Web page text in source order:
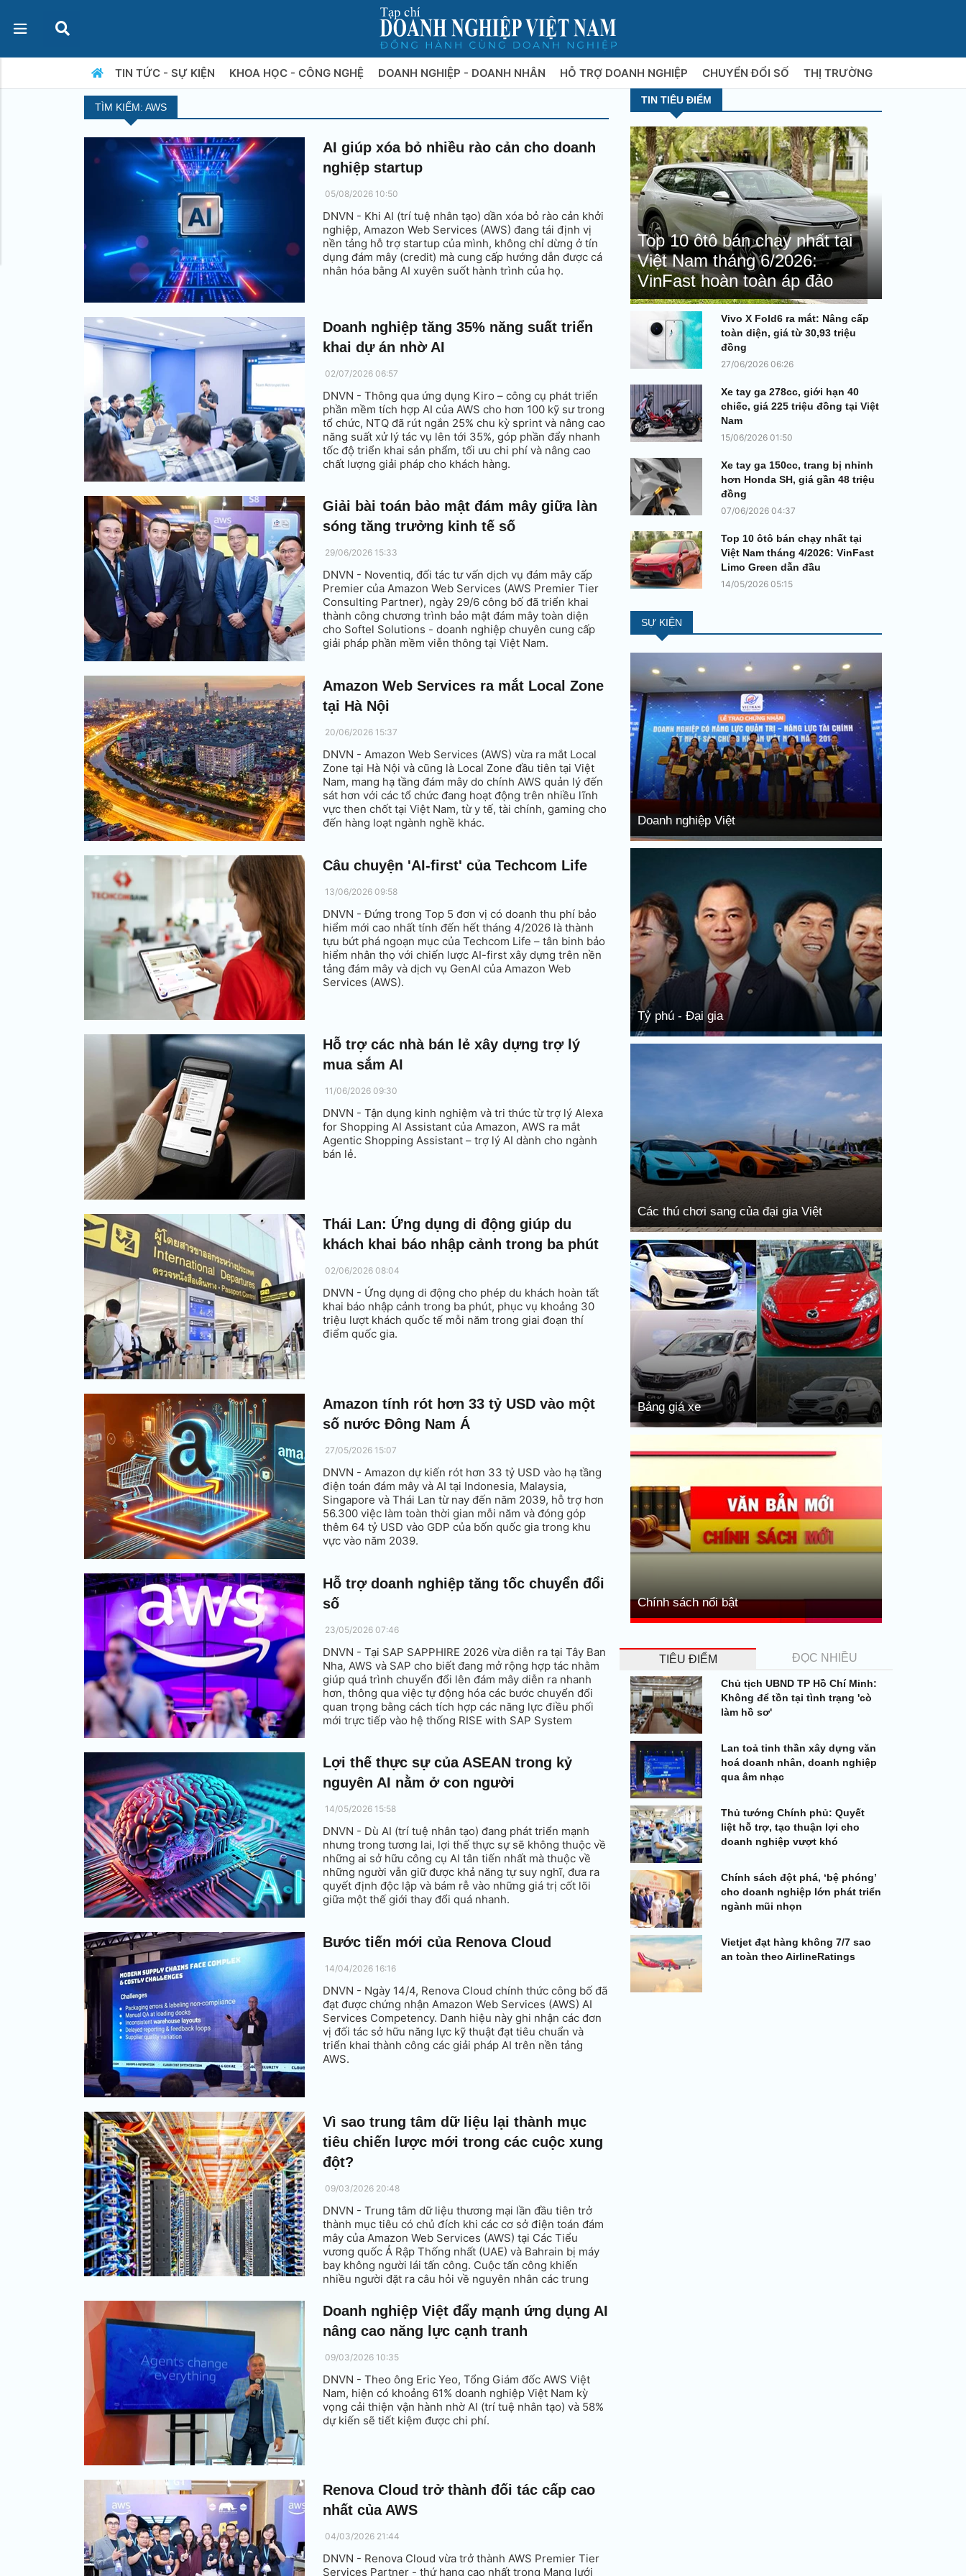
TIN TỨC - SỰ KIỆN KHOA HỌC - CÔNG NGHỆ DOANH NGHIỆP - DOANH NHÂN HỖ TRỢ DOANH NGHIỆP CHUYỂN ĐỔI SỐ THỊ TRƯỜNG
TÌM KIẾM: AWS
AI giúp xóa bỏ nhiều rào cản cho doanh
nghiệp startup
05/08/2026 10:50
DNVN - Khi AI (trí tuệ nhân tạo) dần xóa bỏ rào cản khởi
nghiệp, Amazon Web Services (AWS) đang tái định vị
nền tảng hỗ trợ startup của mình, không chỉ dừng ở tín
dụng đám mây (credit) mà cung cấp hướng dẫn được cá
nhân hóa bằng AI xuyên suốt hành trình của họ.
Doanh nghiệp tăng 35% năng suất triển
khai dự án nhờ AI
02/07/2026 06:57
DNVN - Thông qua ứng dụng Kiro – công cụ phát triển
phần mềm tích hợp AI của AWS cho hơn 100 kỹ sư trong
tổ chức, NTQ đã rút ngắn 25% chu kỳ sprint và nâng cao
năng suất xử lý tác vụ lên tới 35%, góp phần đẩy nhanh
tốc độ triển khai sản phẩm, tối ưu chi phí và nâng cao
chất lượng giải pháp cho khách hàng.
Giải bài toán bảo mật đám mây giữa làn
sóng tăng trưởng kinh tế số
29/06/2026 15:33
DNVN - Noventiq, đối tác tư vấn dịch vụ đám mây cấp
Premier của Amazon Web Services (AWS Premier Tier
Consulting Partner), ngày 29/6 công bố đã triển khai
thành công chương trình bảo mật đám mây toàn diện
cho Softel Solutions - doanh nghiệp chuyên cung cấp
giải pháp phần mềm viễn thông tại Việt Nam.
Amazon Web Services ra mắt Local Zone
tại Hà Nội
20/06/2026 15:37
DNVN - Amazon Web Services (AWS) vừa ra mắt Local
Zone tại Hà Nội và cũng là Local Zone đầu tiên tại Việt
Nam, mang hạ tầng đám mây do chính AWS quản lý đến
sát hơn với các tổ chức đang hoạt động trên nhiều lĩnh
vực then chốt tại Việt Nam, từ y tế, tài chính, gaming cho
đến hàng loạt ngành nghề khác.
Câu chuyện 'AI-first' của Techcom Life
13/06/2026 09:58
DNVN - Đứng trong Top 5 đơn vị có doanh thu phí bảo
hiểm mới cao nhất tính đến hết tháng 4/2026 là thành
tựu bứt phá ngoạn mục của Techcom Life – tân binh bảo
hiểm nhân thọ với chiến lược AI-first xây dựng trên nền
tảng đám mây và dịch vụ GenAI của Amazon Web
Services (AWS).
Hỗ trợ các nhà bán lẻ xây dựng trợ lý
mua sắm AI
11/06/2026 09:30
DNVN - Tận dụng kinh nghiệm và tri thức từ trợ lý Alexa
for Shopping AI Assistant của Amazon, AWS ra mắt
Agentic Shopping Assistant – trợ lý AI dành cho ngành
bán lẻ.
Thái Lan: Ứng dụng di động giúp du
khách khai báo nhập cảnh trong ba phút
02/06/2026 08:04
DNVN - Ứng dụng di động cho phép du khách hoàn tất
khai báo nhập cảnh trong ba phút, phục vụ khoảng 30
triệu lượt khách quốc tế mỗi năm trong giai đoạn thí
điểm quốc gia.
Amazon tính rót hơn 33 tỷ USD vào một
số nước Đông Nam Á
27/05/2026 15:07
DNVN - Amazon dự kiến rót hơn 33 tỷ USD vào hạ tầng
điện toán đám mây và AI tại Indonesia, Malaysia,
Singapore và Thái Lan từ nay đến năm 2039, hỗ trợ hơn
56.300 việc làm toàn thời gian mỗi năm và đóng góp
thêm 64 tỷ USD vào GDP của bốn quốc gia trong khu
vực vào năm 2039.
Hỗ trợ doanh nghiệp tăng tốc chuyển đổi
số
23/05/2026 07:46
DNVN - Tại SAP SAPPHIRE 2026 vừa diễn ra tại Tây Ban
Nha, AWS và SAP cho biết đang mở rộng hợp tác nhằm
giúp quá trình chuyển đổi lên đám mây diễn ra nhanh
hơn, thông qua việc tự động hóa các bước chuyển đổi
quan trọng bằng cách tích hợp các năng lực điều phối
mới trực tiếp vào hệ thống RISE with SAP System
Lợi thế thực sự của ASEAN trong kỷ
nguyên AI nằm ở con người
14/05/2026 15:58
DNVN - Dù AI (trí tuệ nhân tạo) đang phát triển mạnh
nhưng trong tương lai, lợi thế thực sự sẽ không thuộc về
những ai sở hữu công cụ AI tân tiến nhất mà thuộc về
những người vẫn giữ được khả năng tự suy nghĩ, đưa ra
quyết định độc lập và bám rễ vào những giá trị cốt lõi
giữa một thế giới thay đổi quá nhanh.
Bước tiến mới của Renova Cloud
14/04/2026 16:16
DNVN - Ngày 14/4, Renova Cloud chính thức công bố đã
đạt được chứng nhận Amazon Web Services (AWS) AI
Services Competency. Danh hiệu này ghi nhận các đơn
vị đối tác sở hữu năng lực kỹ thuật đạt tiêu chuẩn và
triển khai thành công các giải pháp AI trên nền tảng
AWS.
Vì sao trung tâm dữ liệu lại thành mục
tiêu chiến lược mới trong các cuộc xung
đột?
09/03/2026 20:48
DNVN - Trung tâm dữ liệu thương mại lần đầu tiên trở
thành mục tiêu có chủ đích khi các cơ sở điện toán đám
mây của Amazon Web Services (AWS) tại Các Tiểu
vương quốc Ả Rập Thống nhất (UAE) và Bahrain bị máy
bay không người lái tấn công. Cuộc tấn công khiến
nhiều người đặt ra câu hỏi về nguyên nhân các trung
Doanh nghiệp Việt đẩy mạnh ứng dụng AI
nâng cao năng lực cạnh tranh
09/03/2026 10:35
DNVN - Theo ông Eric Yeo, Tổng Giám đốc AWS Việt
Nam, hiện có khoảng 61% doanh nghiệp Việt Nam kỳ
vọng cải thiện vận hành nhờ AI (trí tuệ nhân tạo) và 58%
dự kiến sẽ tiết kiệm được chi phí.
Renova Cloud trở thành đối tác cấp cao
nhất của AWS
04/03/2026 21:44
DNVN - Renova Cloud vừa trở thành AWS Premier Tier
Services Partner - thứ hạng cao nhất trong Mạng lưới
TIN TIÊU ĐIỂM
Top 10 ôtô bán chạy nhất tại
Việt Nam tháng 6/2026:
VinFast hoàn toàn áp đảo
Vivo X Fold6 ra mắt: Nâng cấp
toàn diện, giá từ 30,93 triệu
đồng
27/06/2026 06:26
Xe tay ga 278cc, giới hạn 40
chiếc, giá 225 triệu đồng tại Việt
Nam
15/06/2026 01:50
Xe tay ga 150cc, trang bị nhỉnh
hơn Honda SH, giá gần 48 triệu
đồng
07/06/2026 04:37
Top 10 ôtô bán chạy nhất tại
Việt Nam tháng 4/2026: VinFast
Limo Green dẫn đầu
14/05/2026 05:15
SỰ KIỆN
Doanh nghiệp Việt
Tỷ phú - Đại gia
Các thú chơi sang của đại gia Việt
Bảng giá xe
Chính sách nổi bật
TIÊU ĐIỂM ĐỌC NHIỀU
Chủ tịch UBND TP Hồ Chí Minh:
Không để tồn tại tình trạng 'cò
làm hồ sơ'
Lan toả tinh thần xây dựng văn
hoá doanh nhân, doanh nghiệp
qua âm nhạc
Thủ tướng Chính phủ: Quyết
liệt hỗ trợ, tạo thuận lợi cho
doanh nghiệp vượt khó
Chính sách đột phá, ‘bệ phóng’
cho doanh nghiệp lớn phát triển
ngành mũi nhọn
Vietjet đạt hàng không 7/7 sao
an toàn theo AirlineRatings